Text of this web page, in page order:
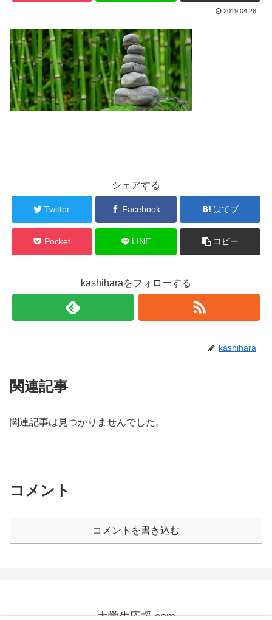
2019.04.28
シェアする
Twitter Facebook はてブ
Pocket LINE コピー
kashiharaをフォローする
kashihara
関連記事
関連記事は見つかりませんでした。
コメント
コメントを書き込む
大学生応援.com